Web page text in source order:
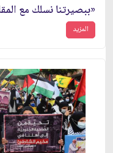
«ببصيرتنا نسلك مع
المزيد